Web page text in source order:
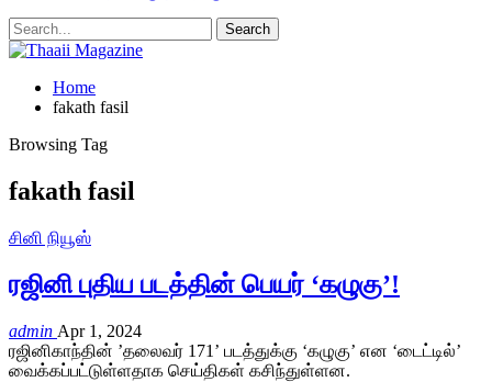
Home
fakath fasil
Browsing Tag
fakath fasil
சினி நியூஸ்
ரஜினி புதிய படத்தின் பெயர் ‘கழுகு’!
admin Apr 1, 2024
ரஜினிகாந்தின் ’தலைவர் 171’ படத்துக்கு ‘கழுகு’ என ‘டைட்டில்’
வைக்கப்பட்டுள்ளதாக செய்திகள் கசிந்துள்ளன.